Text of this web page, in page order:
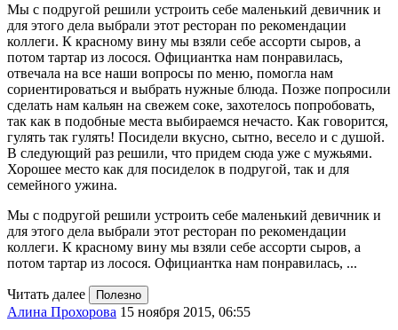
Мы с подругой решили устроить себе маленький девичник и
для этого дела выбрали этот ресторан по рекомендации
коллеги. К красному вину мы взяли себе ассорти сыров, а
потом тартар из лосося. Официантка нам понравилась,
отвечала на все наши вопросы по меню, помогла нам
сориентироваться и выбрать нужные блюда. Позже попросили
сделать нам кальян на свежем соке, захотелось попробовать,
так как в подобные места выбираемся нечасто. Как говорится,
гулять так гулять! Посидели вкусно, сытно, весело и с душой.
В следующий раз решили, что придем сюда уже с мужьями.
Хорошее место как для посиделок в подругой, так и для
семейного ужина.
Мы с подругой решили устроить себе маленький девичник и
для этого дела выбрали этот ресторан по рекомендации
коллеги. К красному вину мы взяли себе ассорти сыров, а
потом тартар из лосося. Официантка нам понравилась, ...
Читать далее Полезно
Алина Прохорова 15 ноября 2015, 06:55